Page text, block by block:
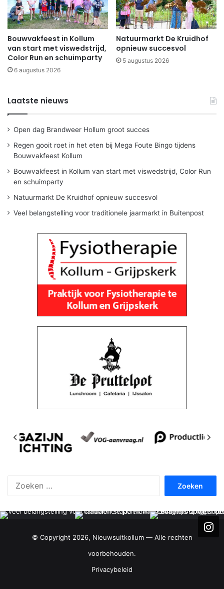
Bouwvakfeest in Kollum
van start met viswedstrijd,
Color Run en schuimparty
6 augustus 2026
Natuurmarkt De Kruidhof
opnieuw succesvol
5 augustus 2026
Laatste nieuws
Open dag Brandweer Hollum groot succes
Regen gooit roet in het eten bij Mega Foute Bingo tijdens
Bouwvakfeest Kollum
Bouwvakfeest in Kollum van start met viswedstrijd, Color Run
en schuimparty
Natuurmarkt De Kruidhof opnieuw succesvol
Veel belangstelling voor traditionele jaarmarkt in Buitenpost
© Copyright 2026, Nieuwsuitkollum — Alle rechten
voorbehouden.
Privacybeleid